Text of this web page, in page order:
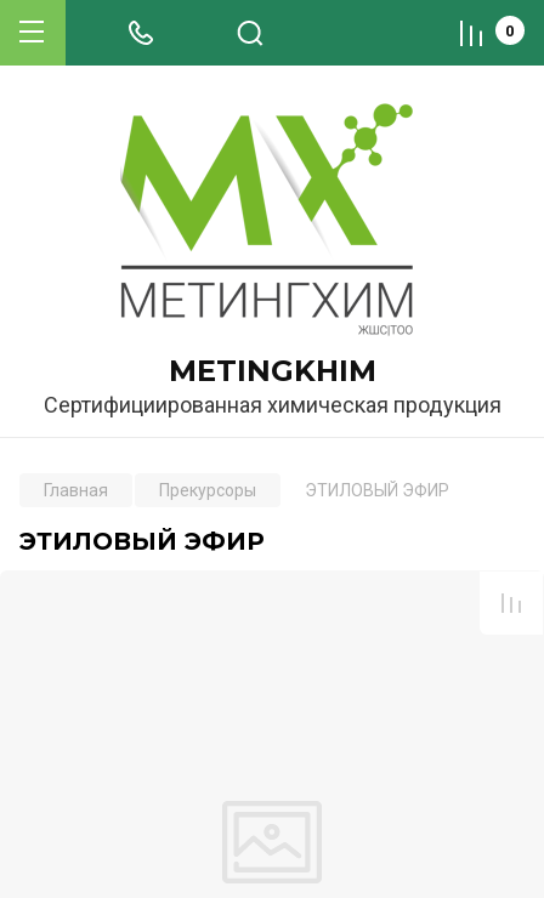
METINGKHIM
Сертифициированная химическая продукция
0
Главная Прекурсоры ЭТИЛОВЫЙ ЭФИР
ЭТИЛОВЫЙ ЭФИР